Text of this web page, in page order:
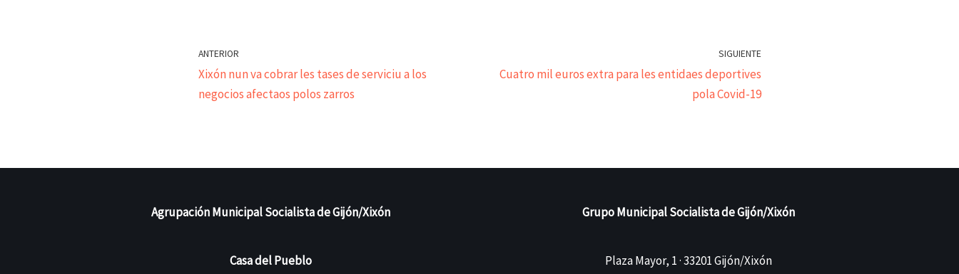
ANTERIOR
Xixón nun va cobrar les tases de serviciu a los
negocios afectaos polos zarros
SIGUIENTE
Cuatro mil euros extra para les entidaes deportives
pola Covid-19
Agrupación Municipal Socialista de Gijón/Xixón
Casa del Pueblo
Grupo Municipal Socialista de Gijón/Xixón
Plaza Mayor, 1 · 33201 Gijón/Xixón